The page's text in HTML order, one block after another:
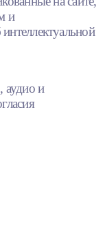
и
аудио и